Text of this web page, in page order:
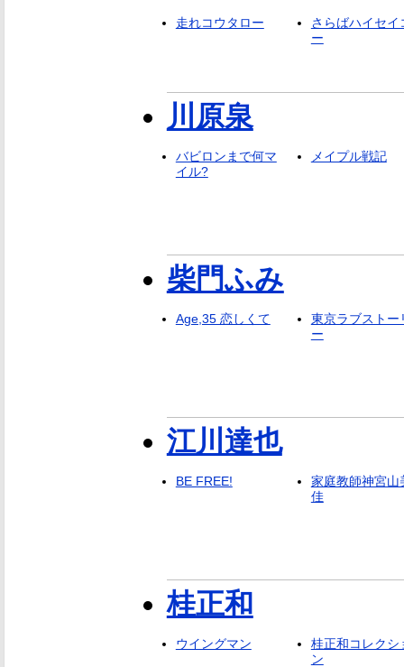
走れコウタロー
さらばハイセイ
ー
川原泉
バビロンまで何マ
イル?
メイプル戦記
柴門ふみ
Age,35 恋しくて
東京ラブストー
ー
江川達也
BE FREE!
家庭教師神宮山
佳
桂正和
ウイングマン
桂正和コレクシ
ン